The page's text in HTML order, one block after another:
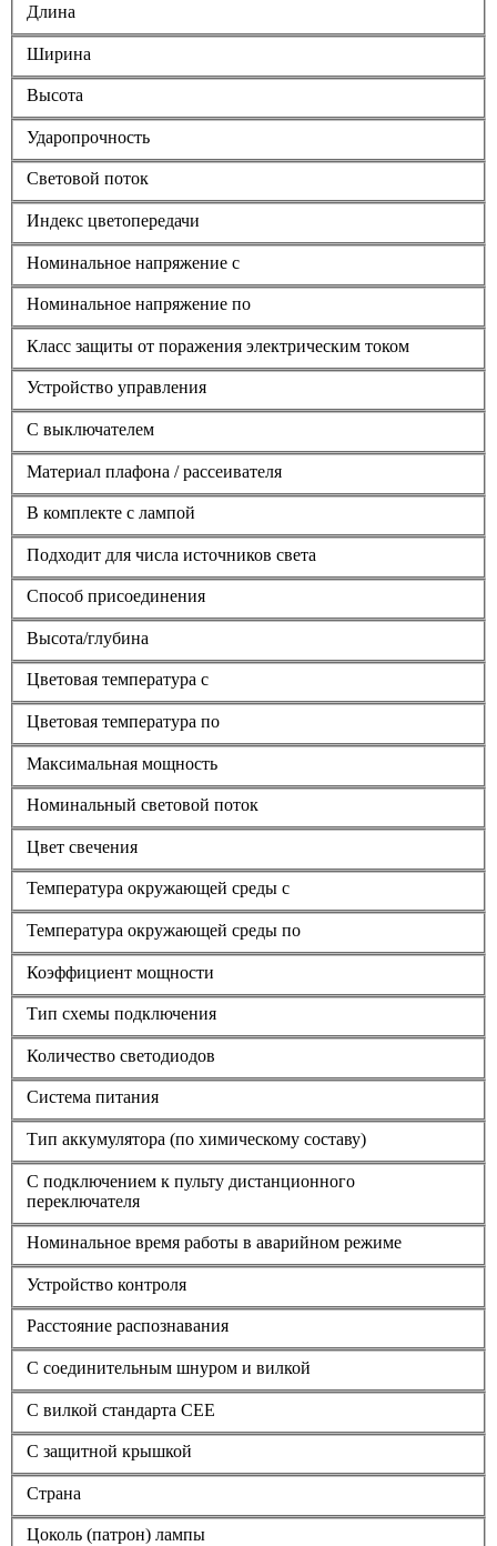
Длина
Ширина
Высота
Ударопрочность
Световой поток
Индекс цветопередачи
Номинальное напряжение с
Номинальное напряжение по
Класс защиты от поражения электрическим током
Устройство управления
С выключателем
Материал плафона / рассеивателя
В комплекте с лампой
Подходит для числа источников света
Способ присоединения
Высота/глубина
Цветовая температура с
Цветовая температура по
Максимальная мощность
Номинальный световой поток
Цвет свечения
Температура окружающей среды с
Температура окружающей среды по
Коэффициент мощности
Тип схемы подключения
Количество светодиодов
Система питания
Тип аккумулятора (по химическому составу)
С подключением к пульту дистанционного
переключателя
Номинальное время работы в аварийном режиме
Устройство контроля
Расстояние распознавания
С соединительным шнуром и вилкой
С вилкой стандарта СЕЕ
С защитной крышкой
Страна
Цоколь (патрон) лампы